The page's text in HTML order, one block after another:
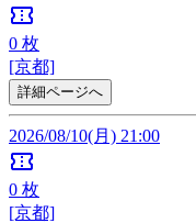
confirmation_number
0 枚
[京都]
詳細ページへ
2026/08/10(月) 21:00
confirmation_number
0 枚
[京都]